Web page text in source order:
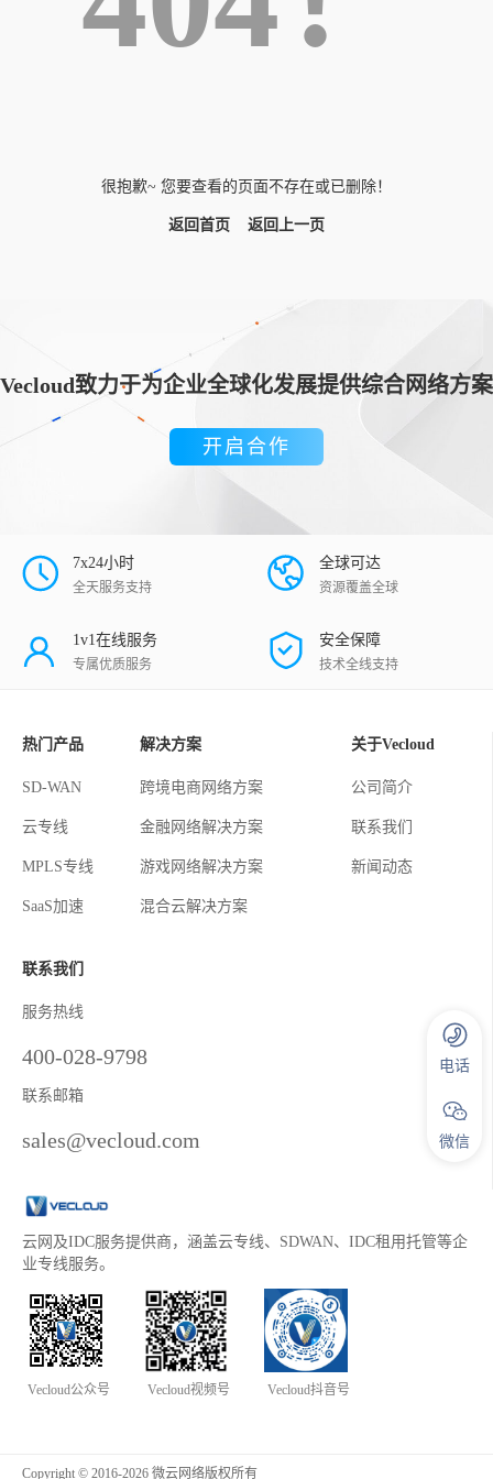
很抱歉~ 您要查看的页面不存在或已删除！
返回首页 返回上一页
Vecloud致力于为企业全球化发展提供综合网络方案
开启合作
7x24小时
全天服务支持
全球可达
资源覆盖全球
1v1在线服务
专属优质服务
安全保障
技术全线支持
热门产品
SD-WAN
云专线
MPLS专线
SaaS加速
解决方案
跨境电商网络方案
金融网络解决方案
游戏网络解决方案
混合云解决方案
关于Vecloud
公司简介
联系我们
新闻动态
联系我们
服务热线
400-028-9798
联系邮箱
sales@vecloud.com
云网及IDC服务提供商，涵盖云专线、SDWAN、IDC租用托管等企
业专线服务。
Vecloud公众号 Vecloud视频号 Vecloud抖音号
Copyright © 2016-2026 微云网络版权所有
电话
微信